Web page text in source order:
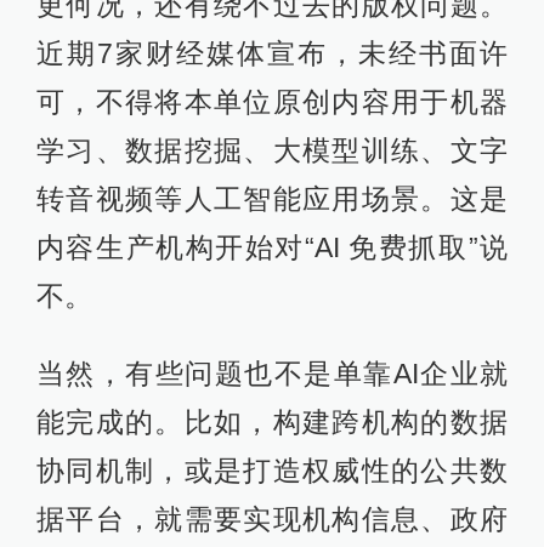
近期7家财经媒体宣布，未经书面许
可，不得将本单位原创内容用于机器
学习、数据挖掘、大模型训练、文字
转音视频等人工智能应用场景。这是
内容生产机构开始对“AI 免费抓取”说
不。
当然，有些问题也不是单靠AI企业就
能完成的。比如，构建跨机构的数据
协同机制，或是打造权威性的公共数
据平台，就需要实现机构信息、政府